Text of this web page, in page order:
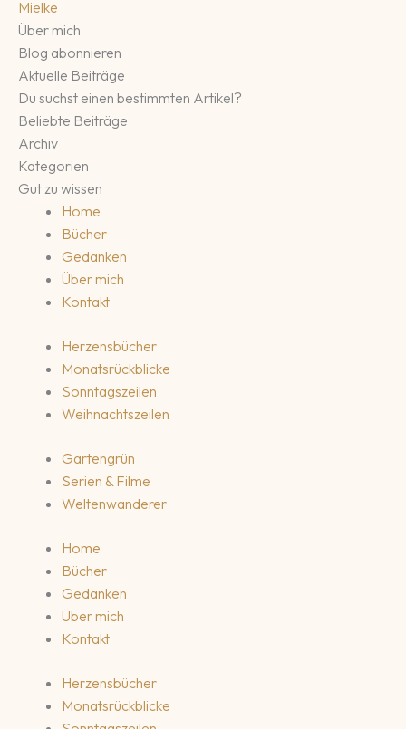
Mielke
Über mich
Blog abonnieren
Aktuelle Beiträge
Du suchst einen bestimmten Artikel?
Beliebte Beiträge
Archiv
Kategorien
Gut zu wissen
Home
Bücher
Gedanken
Über mich
Kontakt
Herzensbücher
Monatsrückblicke
Sonntagszeilen
Weihnachtszeilen
Gartengrün
Serien & Filme
Weltenwanderer
Home
Bücher
Gedanken
Über mich
Kontakt
Herzensbücher
Monatsrückblicke